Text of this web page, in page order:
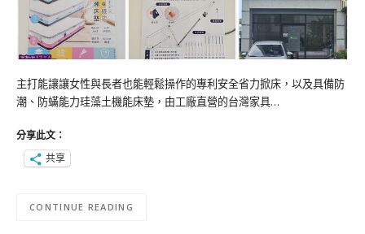
主打能讓讓女性與長者也能輕鬆操作的專利安全省力掀床，以及具備防
潮、防蟎能力珪藻土機能床墊，由工廠直營的台灣家具…
分享此文：
共享
CONTINUE READING